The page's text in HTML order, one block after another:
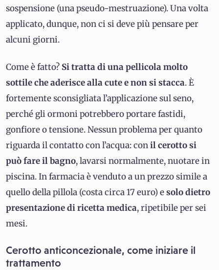
sospensione (una pseudo-mestruazione). Una volta
applicato, dunque, non ci si deve più pensare per
alcuni giorni.
Come è fatto? Si tratta di una pellicola molto
sottile che aderisce alla cute e non si stacca. È
fortemente sconsigliata l’applicazione sul seno,
perché gli ormoni potrebbero portare fastidi,
gonfiore o tensione. Nessun problema per quanto
riguarda il contatto con l’acqua: conil cerotto si
può fare il bagno, lavarsi normalmente, nuotare in
piscina. In farmacia è venduto a un prezzo simile a
quello della pillola (costa circa 17 euro) esolo dietro
presentazione di ricetta medica, ripetibile per sei
mesi.
Cerotto anticoncezionale, come iniziare il
trattamento